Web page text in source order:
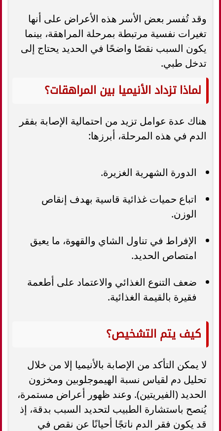
وقد تُفسر بعض الأسر هذه الأعراض على أنها
تغيرات نفسية مرتبطة بمرحلة المراهقة، بينما
يكون السبب نقصًا واضحًا في الحديد يحتاج إلى
تدخل طبي.
لماذا تزداد الأنيميا بين المراهقات؟
هناك عدة عوامل تزيد من احتمالية الإصابة بفقر
الدم في هذه المرحلة، أبرزها:
الدورة الشهرية الغزيرة.
اتباع حميات غذائية قاسية بهدف إنقاص
الوزن.
الإفراط في تناول الشاي والقهوة، ما يعيق
امتصاص الحديد.
ضعف التنوع الغذائي والاعتماد على أطعمة
فقيرة بالقيمة الغذائية.
كيف يتم التشخيص؟
لا يمكن التأكد من الإصابة بالأنيميا إلا من خلال
تحليل دم لقياس نسبة الهيموجلوبين ومخزون
الحديد (الفيريتين). وعند ظهور أعراض مستمرة،
يُنصح باستشارة الطبيب لتحديد السبب بدقة، إذ
قد يكون فقر الدم ناتجًا أحيانًا عن نقص في